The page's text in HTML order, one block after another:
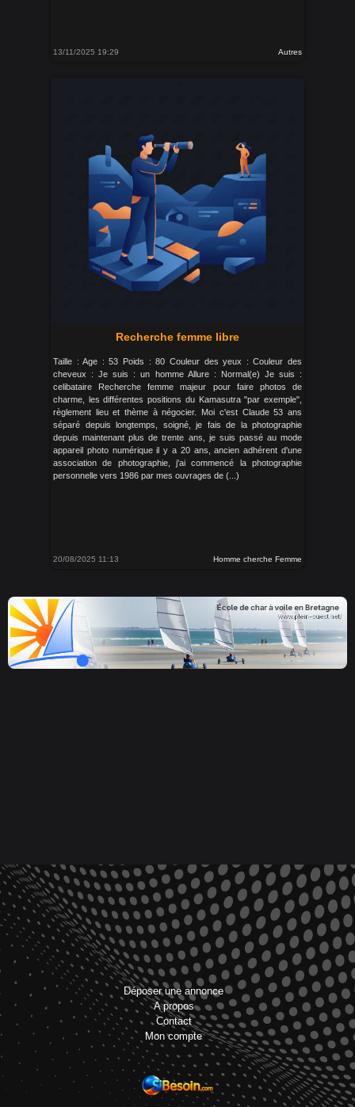
13/11/2025 19:29 Autres
Recherche femme libre
Taille : Age : 53 Poids : 80 Couleur des yeux : Couleur des
cheveux : Je suis : un homme Allure : Normal(e) Je suis :
celibataire Recherche femme majeur pour faire photos de
charme, les différentes positions du Kamasutra "par exemple",
règlement lieu et thème à négocier. Moi c'est Claude 53 ans
séparé depuis longtemps, soigné, je fais de la photographie
depuis maintenant plus de trente ans, je suis passé au mode
appareil photo numérique il y a 20 ans, ancien adhérent d'une
association de photographie, j'ai commencé la photographie
personnelle vers 1986 par mes ouvrages de (...)
20/08/2025 11:13 Homme cherche Femme
Déposer une annonce
A propos
Contact
Mon compte